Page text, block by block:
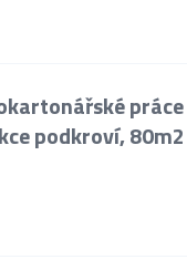
podkroví, 80m2